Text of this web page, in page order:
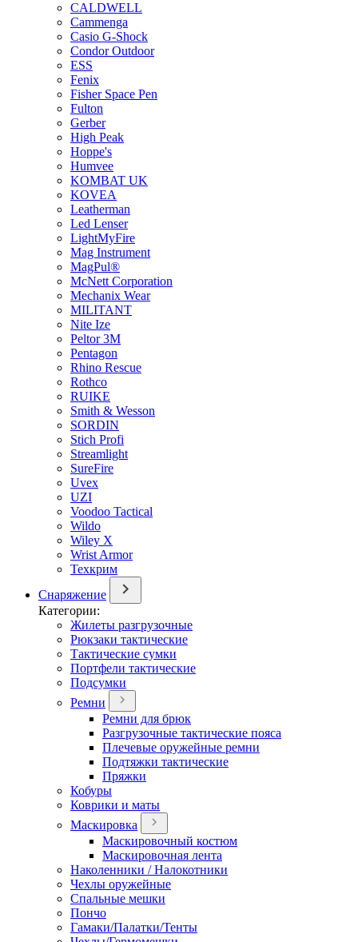
CALDWELL
Cammenga
Casio G-Shock
Condor Outdoor
ESS
Fenix
Fisher Space Pen
Fulton
Gerber
High Peak
Hoppe's
Humvee
KOMBAT UK
KOVEA
Leatherman
Led Lenser
LightMyFire
Mag Instrument
MagPul®
McNett Corporation
Mechanix Wear
MILITANT
Nite Ize
Peltor 3M
Pentagon
Rhino Rescue
Rothco
RUIKE
Smith & Wesson
SORDIN
Stich Profi
Streamlight
SureFire
Uvex
UZI
Voodoo Tactical
Wildo
Wiley X
Wrist Armor
Техкрим
Снаряжение
Категории:
Жилеты разгрузочные
Рюкзаки тактические
Тактические сумки
Портфели тактические
Подсумки
Ремни
Ремни для брюк
Разгрузочные тактические пояса
Плечевые оружейные ремни
Подтяжки тактические
Пряжки
Кобуры
Коврики и маты
Маскировка
Маскировочный костюм
Маскировочная лента
Наколенники / Налокотники
Чехлы оружейные
Спальные мешки
Пончо
Гамаки/Палатки/Тенты